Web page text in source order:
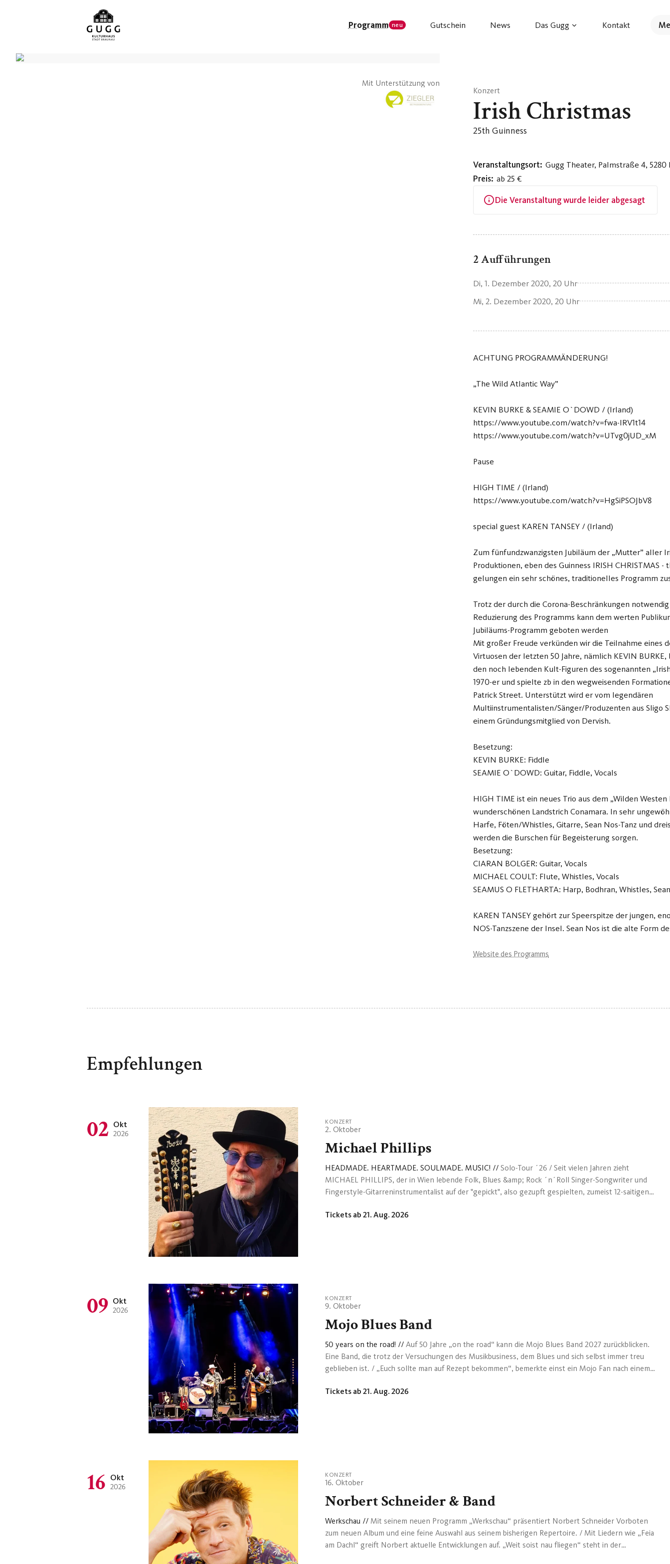
Programm neu Gutschein News Das Gugg Kontakt
Mit Unterstützung von
Konzert
Irish Christmas
25th Guinness
Veranstaltungsort: Gugg Theater, Palmstraße 4, 5280
Preis: ab 25 €
Die Veranstaltung wurde leider abgesagt
2 Aufführungen
Di, 1. Dezember 2020, 20 Uhr
Mi, 2. Dezember 2020, 20 Uhr
ACHTUNG PROGRAMMÄNDERUNG!
„The Wild Atlantic Way”
KEVIN BURKE & SEAMIE O`DOWD / (Irland)
https://www.youtube.com/watch?v=fwa-lRV1t14
https://www.youtube.com/watch?v=UTvg0jUD_xM
Pause
HIGH TIME / (Irland)
https://www.youtube.com/watch?v=HgSiPSOJbV8
special guest KAREN TANSEY / (Irland)
Zum fünfundzwanzigsten Jubiläum der „Mutter” aller
Produktionen, eben des Guinness IRISH CHRISTMAS -
gelungen ein sehr schönes, traditionelles Programm
Trotz der durch die Corona-Beschränkungen
Reduzierung des Programms kann dem werten
Jubiläums-Programm geboten werden
Mit großer Freude verkünden wir die Teilnahme eines
Virtuosen der letzten 50 Jahre, nämlich KEVIN
den noch lebenden Kult-Figuren des sogenannten
1970-er und spielte zb in den wegweisenden
Patrick Street. Unterstützt wird er vom legendären
Multiinstrumentalisten/Sänger/Produzenten aus Sligo
einem Gründungsmitglied von Dervish.
Besetzung:
KEVIN BURKE: Fiddle
SEAMIE O`DOWD: Guitar, Fiddle, Vocals
HIGH TIME ist ein neues Trio aus dem „Wilden
wunderschönen Landstrich Conamara. In sehr
Harfe, Föten/Whistles, Gitarre, Sean Nos-Tanz und
werden die Burschen für Begeisterung sorgen.
Besetzung:
CIARAN BOLGER: Guitar, Vocals
MICHAEL COULT: Flute, Whistles, Vocals
SEAMUS O FLETHARTA: Harp, Bodhran, Whistles,
KAREN TANSEY gehört zur Speerspitze der jungen,
NOS-Tanzszene der Insel. Sean Nos ist die alte Form
Website des Programms
Empfehlungen
02 Okt
2026
KONZERT
2. Oktober
Michael Phillips
HEADMADE. HEARTMADE. SOULMADE. MUSIC! // Solo-Tour ´26 / Seit vielen Jahren zieht
MICHAEL PHILLIPS, der in Wien lebende Folk, Blues &amp; Rock ´n´Roll Singer-Songwriter und
Fingerstyle-Gitarreninstrumentalist auf der "gepickt", also gezupft gespielten, zumeist 12-saitigen,
Bann. / Er fasziniert dabei durch seine mit viel Herzblut und persönlichem Engagement
Tickets ab 21. Aug. 2026
09 Okt
2026
KONZERT
9. Oktober
Mojo Blues Band
50 years on the road! // Auf 50 Jahre „on the road“ kann die Mojo Blues Band 2027 zurückblicken.
Eine Band, die trotz der Versuchungen des Musikbusiness, dem Blues und sich selbst immer treu
geblieben ist. / „Euch sollte man auf Rezept bekommen“, bemerkte einst ein Mojo Fan nach einem
Ausland sein. Die Mischung aus handgemachter, ehrlicher Musik, aus dem Herzen kommend,
Tickets ab 21. Aug. 2026
16 Okt
2026
KONZERT
16. Oktober
Norbert Schneider & Band
Werkschau // Mit seinem neuen Programm „Werkschau“ präsentiert Norbert Schneider Vorboten
zum neuen Album und eine feine Auswahl aus seinem bisherigen Repertoire. / Mit Liedern wie „Feia
am Dachl“ greift Norbert aktuelle Entwicklungen auf. „Weit soist nau fliegen“ steht in der